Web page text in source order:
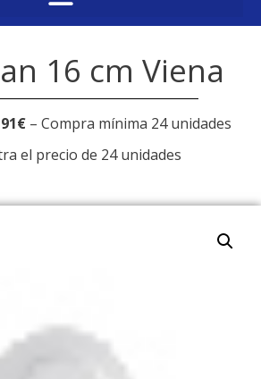
16 cm Viena
– Compra mínima 24 unidades
el precio de 24 unidades